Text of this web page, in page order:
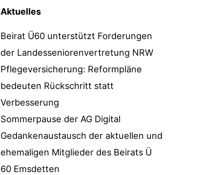
Aktuelles
Beirat Ü60 unterstützt Forderungen
der Landesseniorenvertretung NRW
Pflegeversicherung: Reformpläne
bedeuten Rückschritt statt
Verbesserung
Sommerpause der AG Digital
Gedankenaustausch der aktuellen und
ehemaligen Mitglieder des Beirats Ü
60 Emsdetten